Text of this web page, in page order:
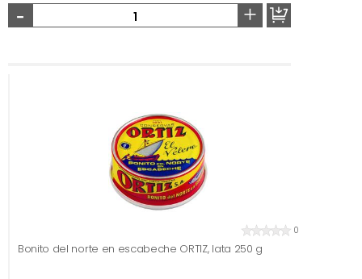
- +
0
Bonito del norte en escabeche ORTIZ, lata 250 g